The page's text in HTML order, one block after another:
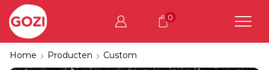
0
Home Producten Custom